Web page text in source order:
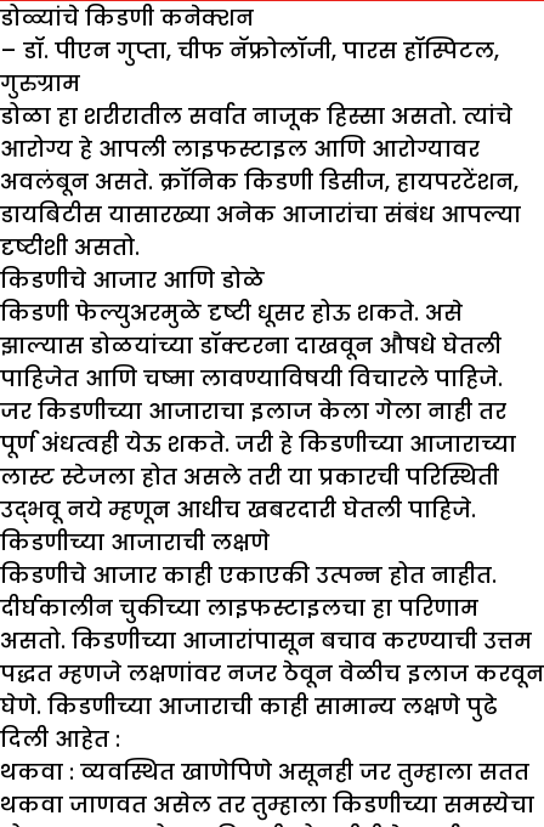
डोळ्यांचे किडणी कनेक्शन
– डॉ. पीएन गुप्ता, चीफ नॅफ्रोलॉजी, पारस हॉस्पिटल,
गुरुग्राम
डोळा हा शरीरातील सर्वात नाजूक हिस्सा असतो. त्यांचे
आरोग्य हे आपली लाइफस्टाइल आणि आरोग्यावर
अवलंबून असते. क्रॉनिक किडणी डिसीज, हायपरटेंशन,
डायबिटीस यासारख्या अनेक आजारांचा संबंध आपल्या
दृष्टीशी असतो.
किडणीचे आजार आणि डोळे
किडणी फेल्युअरमुळे दृष्टी धूसर होऊ शकते. असे
झाल्यास डोळयांच्या डॉक्टरना दाखवून औषधे घेतली
पाहिजेत आणि चष्मा लावण्याविषयी विचारले पाहिजे.
जर किडणीच्या आजाराचा इलाज केला गेला नाही तर
पूर्ण अंधत्वही येऊ शकते. जरी हे किडणीच्या आजाराच्या
लास्ट स्टेजला होत असले तरी या प्रकारची परिस्थिती
उद्भवू नये म्हणून आधीच खबरदारी घेतली पाहिजे.
किडणीच्या आजाराची लक्षणे
किडणीचे आजार काही एकाएकी उत्पन्न होत नाहीत.
दीर्घकालीन चुकीच्या लाइफस्टाइलचा हा परिणाम
असतो. किडणीच्या आजारांपासून बचाव करण्याची उत्तम
पद्धत म्हणजे लक्षणांवर नजर ठेवून वेळीच इलाज करवून
घेणे. किडणीच्या आजाराची काही सामान्य लक्षणे पुढे
दिली आहेत :
थकवा : व्यवस्थित खाणेपिणे असूनही जर तुम्हाला सतत
थकवा जाणवत असेल तर तुम्हाला किडणीच्या समस्येचा